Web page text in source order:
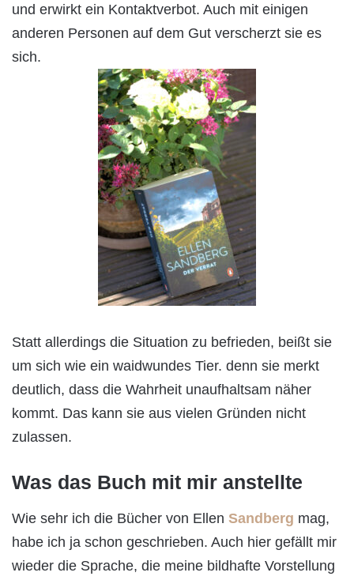
und erwirkt ein Kontaktverbot. Auch mit einigen
anderen Personen auf dem Gut verscherzt sie es
sich.
Statt allerdings die Situation zu befrieden, beißt sie
um sich wie ein waidwundes Tier. denn sie merkt
deutlich, dass die Wahrheit unaufhaltsam näher
kommt. Das kann sie aus vielen Gründen nicht
zulassen.
Was das Buch mit mir anstellte
Wie sehr ich die Bücher von Ellen Sandberg mag,
habe ich ja schon geschrieben. Auch hier gefällt mir
wieder die Sprache, die meine bildhafte Vorstellung